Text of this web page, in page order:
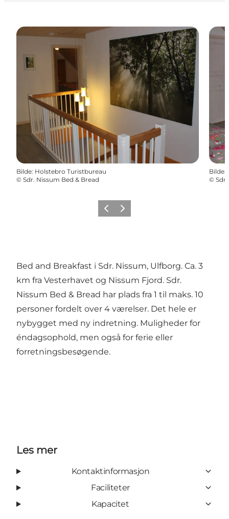
Bilde: Holstebro Turistbureau
© Sdr. Nissum Bed & Bread
Bilde:
©
ForrigeNeste
Bed and Breakfast i Sdr. Nissum, Ulfborg. Ca. 3
km fra Vesterhavet og Nissum Fjord. Sdr.
Nissum Bed & Bread har plads fra 1 til maks. 10
personer fordelt over 4 værelser. Det hele er
nybygget med ny indretning. Muligheder for
éndagsophold, men også for ferie eller
forretningsbesøgende.
Les mer
Kontaktinformasjon
Faciliteter
Kapacitet